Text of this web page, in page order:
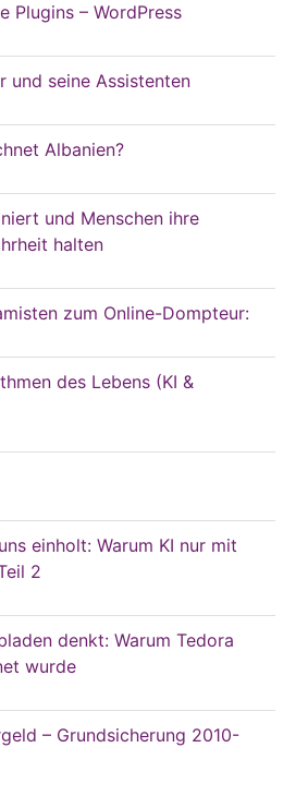
Plugins – WordPress
und seine Assistenten
Albanien?
und Menschen ihre
halten
zum Online-Dompteur:
des Lebens (KI &
einholt: Warum KI nur mit
2
denkt: Warum Tedora
wurde
– Grundsicherung 2010-